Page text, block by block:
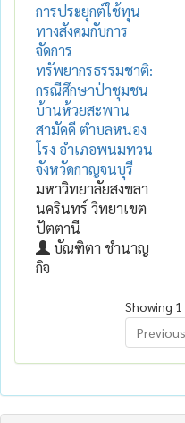
การประยุกต์ใช้ทุน
ทางสังคมกับการ
จัดการ
ทรัพยากรธรรมชาติ:
กรณีศึกษาป่าชุมชน
บ้านห้วยสะพาน
สามัคคี ตำบลหนอง
โรง อำเภอพนมทวน
จังหวัดกาญจนบุรี
มหาวิทยาลัยสงขลา
นครินทร์ วิทยาเขต
ปัตตานี
บัณฑิตา ชำนาญ
กิจ
Showing
Previous